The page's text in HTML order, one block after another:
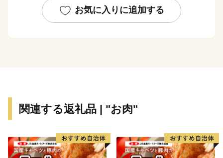
お気に入りに追加する
関連する返礼品 | "お肉"